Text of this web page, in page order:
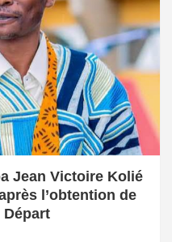
Jean Victoire Kolié
l’obtention de
Départ